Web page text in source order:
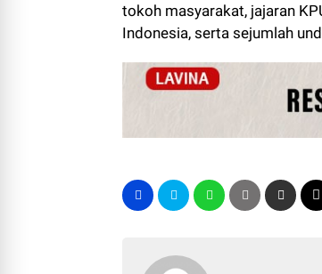
tokoh masyarakat, jajaran
Indonesia, serta sejumlah